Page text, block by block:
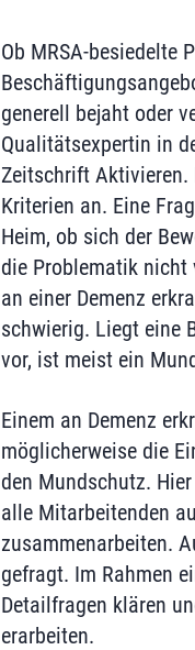
Ob MRSA-besiedelte
generell bejaht oder
Qualitätsexpertin in
Zeitschrift Aktivieren.
Kriterien an. Eine
Heim, ob sich der
die Problematik nicht
an einer Demenz
schwierig. Liegt eine
vor, ist meist ein
Einem an Demenz
möglicherweise die
den Mundschutz.
alle Mitarbeitenden
zusammenarbeiten.
gefragt. Im Rahmen
Detailfragen klären
erarbeiten.